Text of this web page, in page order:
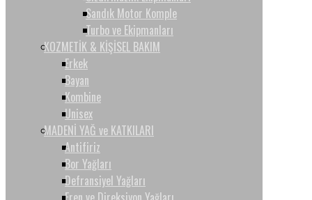
Sandık Motor Komple
Turbo ve Ekipmanları
KOZMETİK & KİŞİSEL BAKIM
Erkek
Bayan
Kombine
Unisex
MADENİ YAĞ ve KATKILARI
Antifiriz
Bor Yağları
Defransiyel Yağları